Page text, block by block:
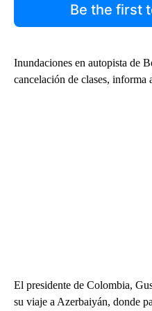
Be the first
Inundaciones en autopista de
cancelación de clases, informa
El presidente de Colombia,
su viaje a Azerbaiyán, donde